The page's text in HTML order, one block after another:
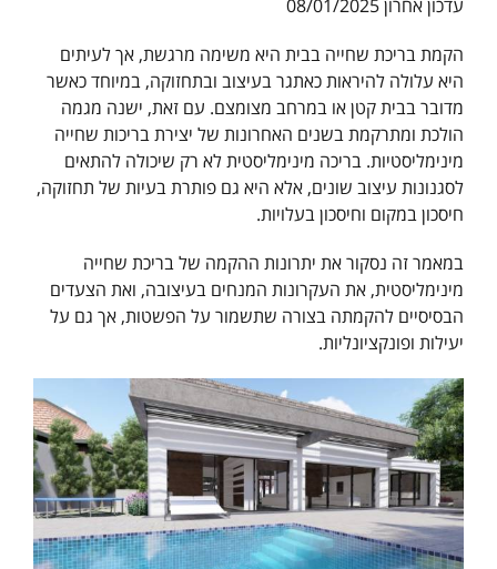
עדכון אחרון 08/01/2025
הקמת בריכת שחייה בבית היא משימה מרגשת, אך לעיתים
היא עלולה להיראות כאתגר בעיצוב ובתחזוקה, במיוחד כאשר
מדובר בבית קטן או במרחב מצומצם. עם זאת, ישנה מגמה
הולכת ומתרקמת בשנים האחרונות של יצירת בריכות שחייה
מינימליסטיות. בריכה מינימליסטית לא רק שיכולה להתאים
לסגנונות עיצוב שונים, אלא היא גם פותרת בעיות של תחזוקה,
חיסכון במקום וחיסכון בעלויות.
במאמר זה נסקור את יתרונות ההקמה של בריכת שחייה
מינימליסטית, את העקרונות המנחים בעיצובה, ואת הצעדים
הבסיסיים להקמתה בצורה שתשמור על הפשטות, אך גם על
יעילות ופונקציונליות.